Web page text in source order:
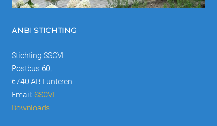
ANBI STICHTING
Stichting SSCVL
Postbus 60,
6740 AB Lunteren
Email: SSCVL
Downloads